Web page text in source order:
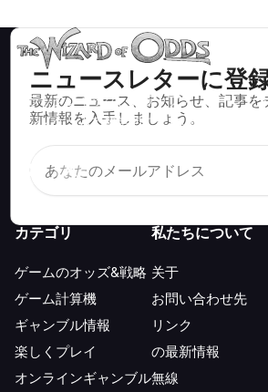
ニュースレターに登
最新のニュース、お知らせ、記事を
新情報を入手しましょう。
ブラックジャック、クラップス、ルーレッ
カジノゲームで数学的に正しい戦略と情報。
カテゴリ
ゲームのオッズ&戦略
ゲーム計算機
ギャンブル情報
楽しくプレイ
オンラインギャンブル
私たちについて
关于
お問い合わせ先
リンク
の最新情報
無線